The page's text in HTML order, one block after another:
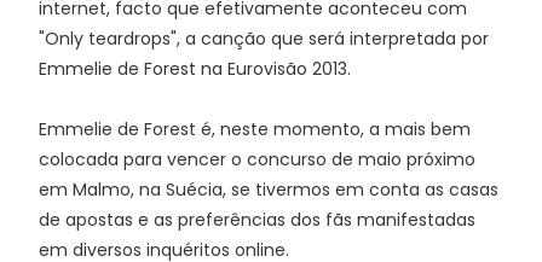
internet, facto que efetivamente aconteceu com
"Only teardrops", a canção que será interpretada por
Emmelie de Forest na Eurovisão 2013.
Emmelie de Forest é, neste momento, a mais bem
colocada para vencer o concurso de maio próximo
em Malmo, na Suécia, se tivermos em conta as casas
de apostas e as preferências dos fãs manifestadas
em diversos inquéritos online.